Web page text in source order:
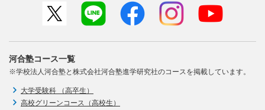
河合塾コース一覧
※学校法人河合塾と株式会社河合塾進学研究社のコースを掲載しています。
大学受験科 （高卒生）
高校グリーンコース（高校生）